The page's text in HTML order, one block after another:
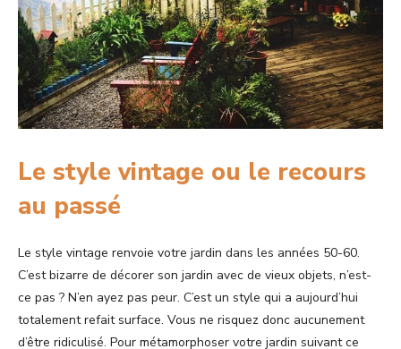
Le style vintage ou le recours
au passé
Le style vintage renvoie votre jardin dans les années 50-60.
C’est bizarre de décorer son jardin avec de vieux objets, n’est-
ce pas ? N’en ayez pas peur. C’est un style qui a aujourd’hui
totalement refait surface. Vous ne risquez donc aucunement
d’être ridiculisé. Pour métamorphoser votre jardin suivant ce